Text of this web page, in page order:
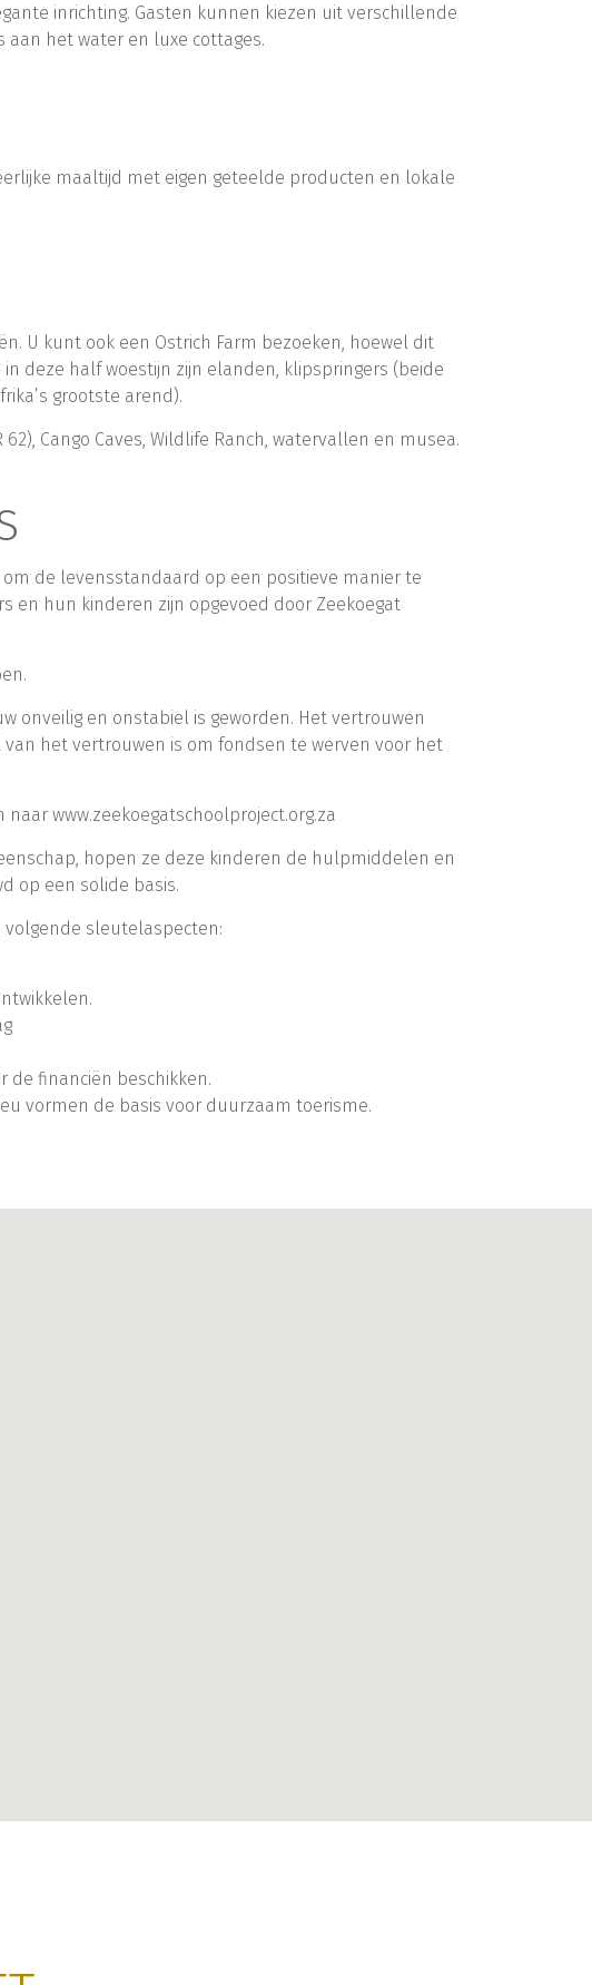
inrichting. Gasten kunnen kiezen uit verschillende
het water en luxe cottages.
maaltijd met eigen geteelde producten en lokale
U kunt ook een Ostrich Farm bezoeken, hoewel dit
deze half woestijn zijn elanden, klipspringers (beide
grootste arend).
Cango Caves, Wildlife Ranch, watervallen en musea.
de levensstandaard op een positieve manier te
en hun kinderen zijn opgevoed door Zeekoegat
onveilig en onstabiel is geworden. Het vertrouwen
het vertrouwen is om fondsen te werven voor het
www.zeekoegatschoolproject.org.za
hopen ze deze kinderen de hulpmiddelen en
op een solide basis.
sleutelaspecten:
financiën beschikken.
vormen de basis voor duurzaam toerisme.